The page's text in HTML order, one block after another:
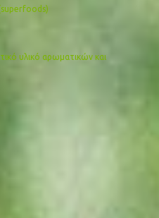
υλικό αρωματικών και